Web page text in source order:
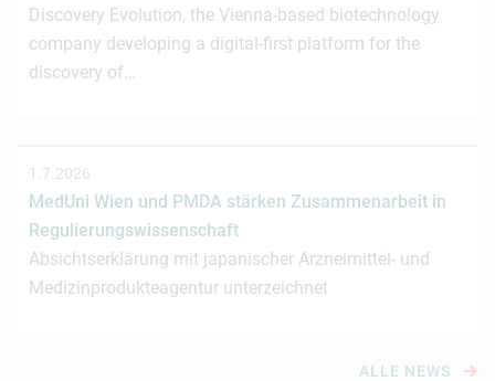
Discovery Evolution, the Vienna-based biotechnology
company developing a digital-first platform for the
discovery of…
1.7.2026
MedUni Wien und PMDA stärken Zusammenarbeit in
Regulierungswissenschaft
Absichtserklärung mit japanischer Arzneimittel- und
Medizinprodukteagentur unterzeichnet
ALLE NEWS